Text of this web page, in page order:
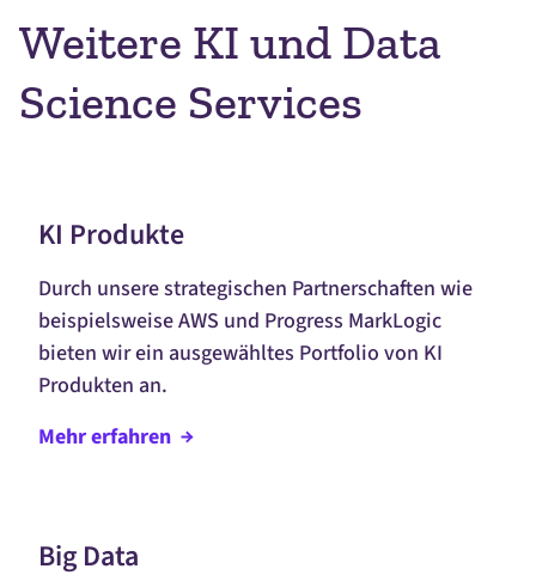
Weitere KI und Data
Science Services
KI Produkte
Durch unsere strategischen Partnerschaften wie
beispielsweise AWS und Progress MarkLogic
bieten wir ein ausgewähltes Portfolio von KI
Produkten an.
Mehrerfahren
Big Data